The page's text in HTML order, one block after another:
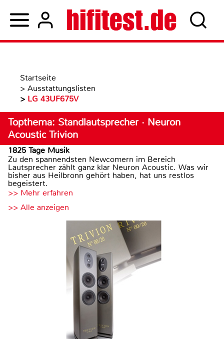
Startseite
> Ausstattungslisten
> LG 43UF675V
Topthema: Standlautsprecher · Neuron
Acoustic Trivion
1825 Tage Musik
Zu den spannendsten Newcomern im Bereich
Lautsprecher zählt ganz klar Neuron Acoustic. Was wir
bisher aus Heilbronn gehört haben, hat uns restlos
begeistert.
>> Mehr erfahren
>> Alle anzeigen